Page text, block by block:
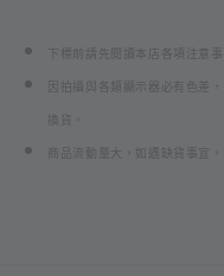
下標前請先閱讀本店各項注意事
因拍攝與各類顯示器必 有色差
換貨。
商品流動量大，如遇缺貨事宜